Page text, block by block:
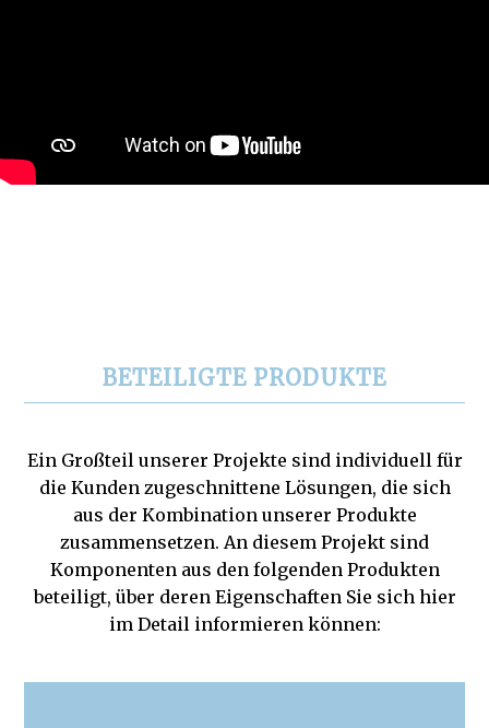
BETEILIGTE PRODUKTE
Ein Großteil unserer Projekte sind individuell für
die Kunden zugeschnittene Lösungen, die sich
aus der Kombination unserer Produkte
zusammensetzen. An diesem Projekt sind
Komponenten aus den folgenden Produkten
beteiligt, über deren Eigenschaften Sie sich hier
im Detail informieren können: